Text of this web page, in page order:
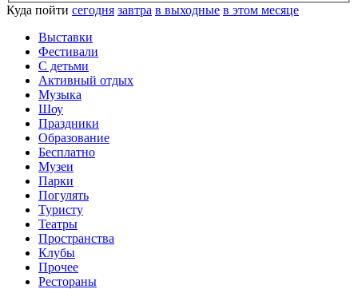
Куда пойти сегодня завтра в выходные в этом месяце
Выставки
Фестивали
С детьми
Активный отдых
Музыка
Шоу
Праздники
Образование
Бесплатно
Музеи
Парки
Погулять
Туристу
Театры
Пространства
Клубы
Прочее
Рестораны